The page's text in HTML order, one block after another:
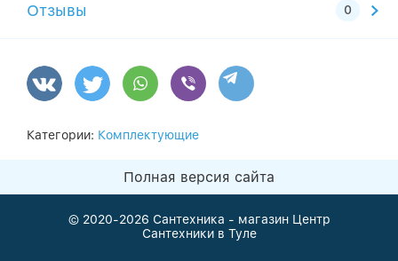
Отзывы
Категории: Комплектующие
Полная версия сайта
© 2020-2026 Сантехника - магазин Центр
Сантехники в Туле